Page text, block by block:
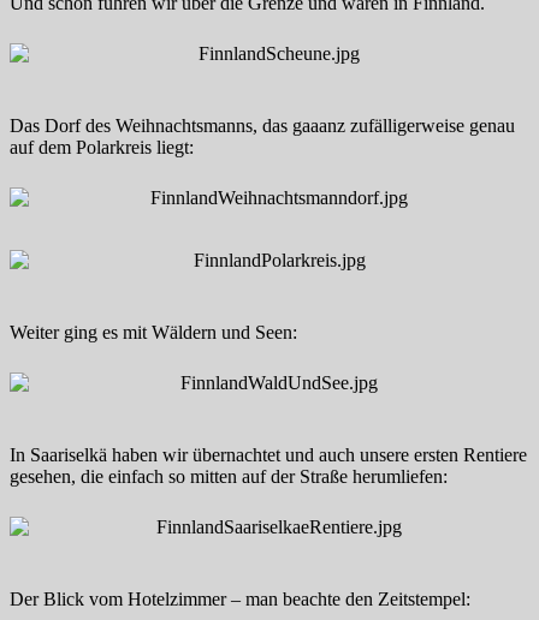
Das Dorf des Weihnachtsmanns, das gaaanz zufälligerweise genau
auf dem Polarkreis liegt:
Weiter ging es mit Wäldern und Seen:
In Saariselkä haben wir übernachtet und auch unsere ersten Rentiere
gesehen, die einfach so mitten auf der Straße herumliefen:
Der Blick vom Hotelzimmer – man beachte den Zeitstempel: